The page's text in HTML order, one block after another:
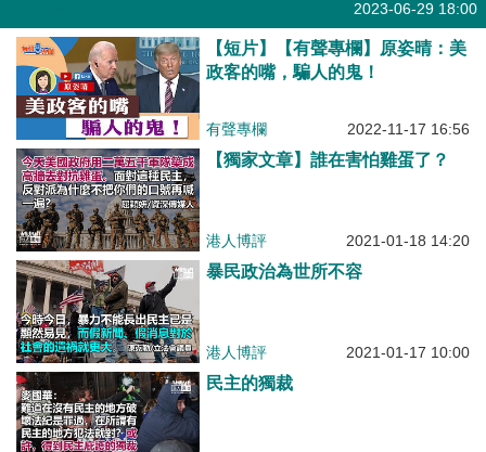
2023-06-29 18:00
【短片】【有聲專欄】原姿晴：美
政客的嘴，騙人的鬼！
有聲專欄 2022-11-17 16:56
【獨家文章】誰在害怕雞蛋了？
港人博評 2021-01-18 14:20
暴民政治為世所不容
港人博評 2021-01-17 10:00
民主的獨裁